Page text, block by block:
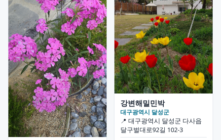
강변해밀민박
대구광역시 달성군
📍 대구광역시 달성군 다사읍
달구벌대로92길 102-3